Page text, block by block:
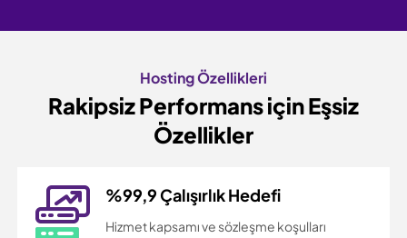
Hosting Özellikleri
Rakipsiz Performans içinEşsiz
Özellikler
%99,9 Çalışırlık Hedefi
Hizmet kapsamı ve sözleşme koşulları